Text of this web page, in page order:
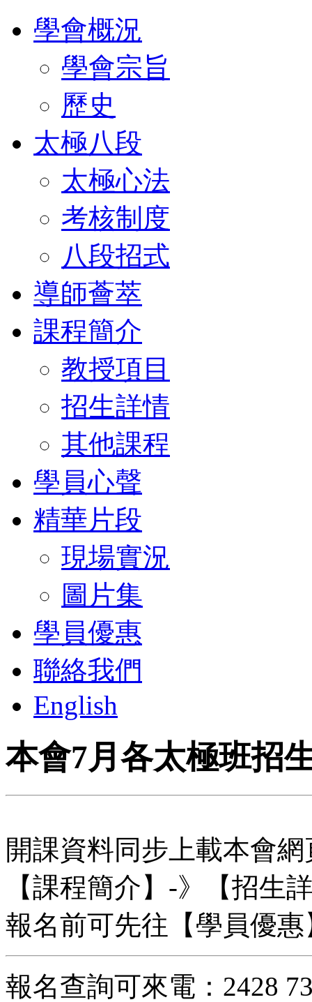
學會概況
學會宗旨
歷史
太極八段
太極心法
考核制度
八段招式
導師薈萃
課程簡介
教授項目
招生詳情
其他課程
學員心聲
精華片段
現場實況
圖片集
學員優惠
聯絡我們
English
本會7月各太極班招
開課資料同步上載本會網
【課程簡介】-》【招生
報名前可先往【學員優惠
報名查詢可來電：2428